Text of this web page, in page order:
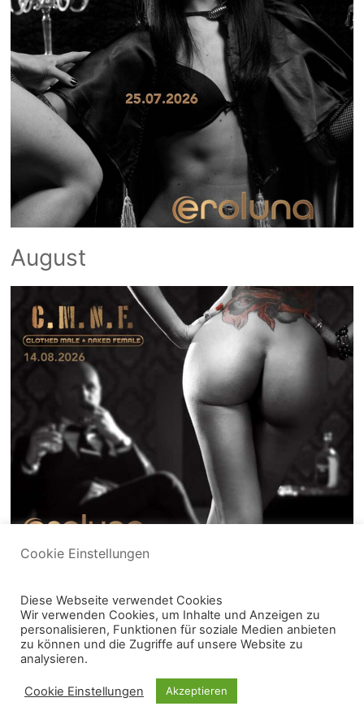
August
Cookie Einstellungen
Diese Webseite verwendet Cookies
Wir verwenden Cookies, um Inhalte und Anzeigen zu
personalisieren, Funktionen für soziale Medien anbieten
zu können und die Zugriffe auf unsere Website zu
analysieren.
Cookie Einstellungen Akzeptieren